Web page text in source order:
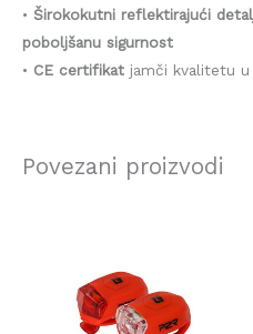
• Širokokutni reflektirajući
poboljšanu sigurnost
• CE certifikat jamči kvalitetu u
Povezani proizvodi